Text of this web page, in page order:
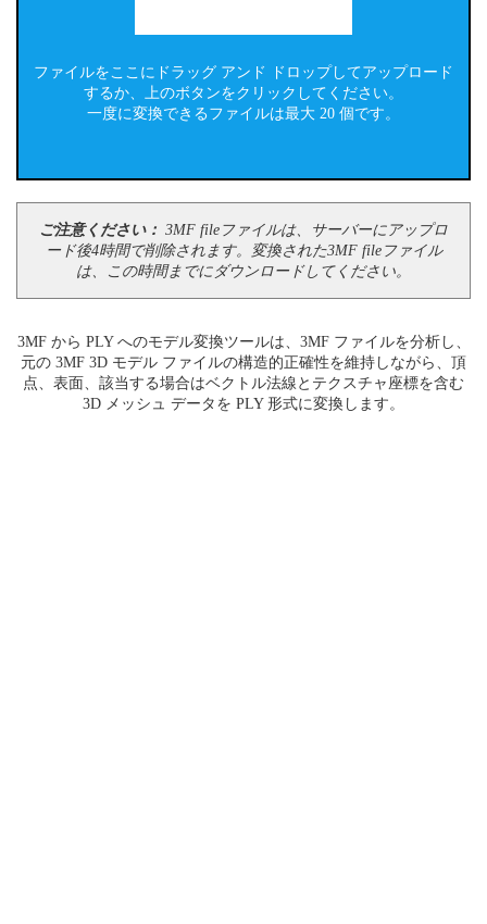
ファイルをここにドラッグ アンド ドロップしてアップロード
するか、上のボタンをクリックしてください。
一度に変換できるファイルは最大 20 個です。
ご注意ください： 3MF fileファイルは、サーバーにアップロ
ード後4時間で削除されます。変換された3MF fileファイル
は、この時間までにダウンロードしてください。
3MF から PLY へのモデル変換ツールは、3MF ファイルを分析し、
元の 3MF 3D モデル ファイルの構造的正確性を維持しながら、頂
点、表面、該当する場合はベクトル法線とテクスチャ座標を含む
3D メッシュ データを PLY 形式に変換します。